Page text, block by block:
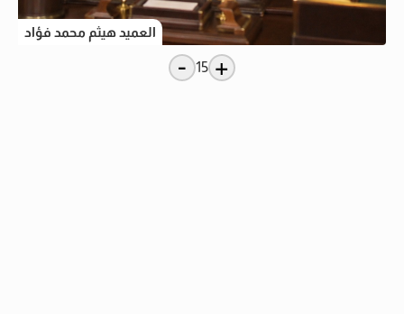
العميد هيثم محمد فؤاد
+
15
-